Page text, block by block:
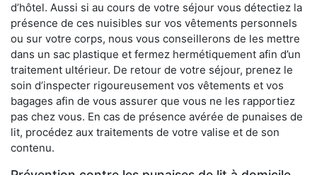
d’hôtel. Aussi si au cours de votre séjour vous détectiez la
présence de ces nuisibles sur vos vêtements personnels
ou sur votre corps, nous vous conseillerons de les mettre
dans un sac plastique et fermez hermétiquement afin d’un
traitement ultérieur. De retour de votre séjour, prenez le
soin d’inspecter rigoureusement vos vêtements et vos
bagages afin de vous assurer que vous ne les rapportiez
pas chez vous. En cas de présence avérée de punaises de
lit, procédez aux traitements de votre valise et de son
contenu.